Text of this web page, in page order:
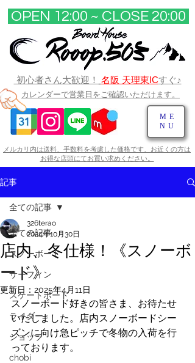
OPEN 12:00 ~ CLOSE 20:00​
ME
NU
初心者さん大歓迎！ 名阪 天理東ICすぐ♪
メルカリ内は送料、手数料を考慮した価格です、お近くの方は
お得な店頭にてお買い求めください。​
カレンダーで営業日をご確認いただけます。
記事
全ての記事
スノーボード
サーフィン
スケートボード
ライダー
ショップ
chobi
全ての記事
店内、冬仕様！《スノーボ
ード》
326terao
2024年10月30日
更新日： 2025年4月11日
スノーボード好きの皆さま、お待たせ
いたしました。店内スノーボードシー
ズンに向け急ピッチで冬物の入荷を行
っております。